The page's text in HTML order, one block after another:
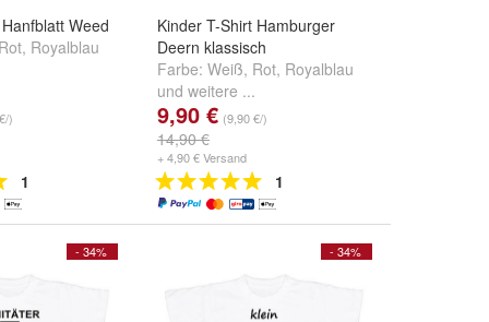
Weed
Rot, Royalblau
)
1
Kinder T-Shirt Hamburger
Deern klassisch
Farbe: Weiß, Rot, Royalblau
und weitere ...
9,90 € (9,90 €/)
14,90 €
+ 4,90 € Versand
1
- 34% - 34%